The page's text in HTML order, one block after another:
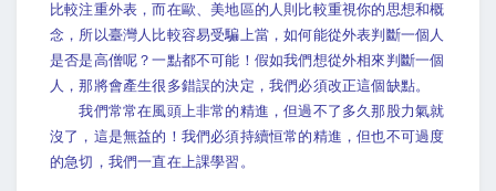
比較注重外表，而在歐、美地區的人則比較重視你的思想和概
念，所以臺灣人比較容易受騙上當，如何能從外表判斷一個人
是否是高僧呢？一點都不可能！假如我們想從外相來判斷一個
人，那將會產生很多錯誤的決定，我們必須改正這個缺點。
我們常常在風頭上非常的精進，但過不了多久那股力氣就
沒了，這是無益的！我們必須持續恒常的精進，但也不可過度
的急切，我們一直在上課學習。